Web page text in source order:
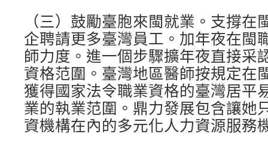
（三）鼓勵臺胞來閩就業。支撐在
企聘請更多臺灣員工。加年夜在閩
師力度。進一個步驟擴年夜直接采
資格范圍。臺灣地區醫師按規定在
獲得國家法令職業資格的臺灣居平
業的執業范圍。鼎力發展包含讓她
資機構在內的多元化人力資源服務